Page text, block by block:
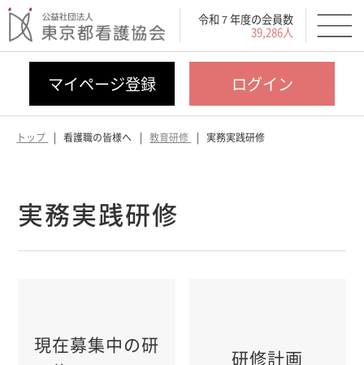
令和７年度の会員数
39,286人
マイページ登録 ログイン
トップ 看護職の皆様へ 教育研修 実務実践研修
実務実践研修
現在募集中の研
研修計画